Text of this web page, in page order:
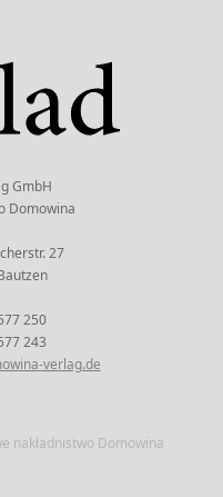
GmbH
Domowina
27
250
243
verlag.de
nakładnistwo Domowina